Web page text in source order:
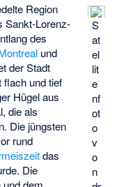
S
at
el
lit
e
nf
ot
o
v
o
n
Region
Sankt-Lorenz-
des
und
der Stadt
flach und tief
Hügel aus
die als
Die jüngsten
rund
das
Die